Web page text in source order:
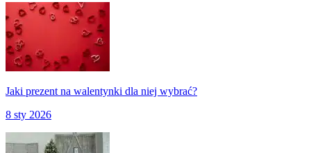
Jaki prezent na walentynki dla niej wybrać?
8 sty 2026